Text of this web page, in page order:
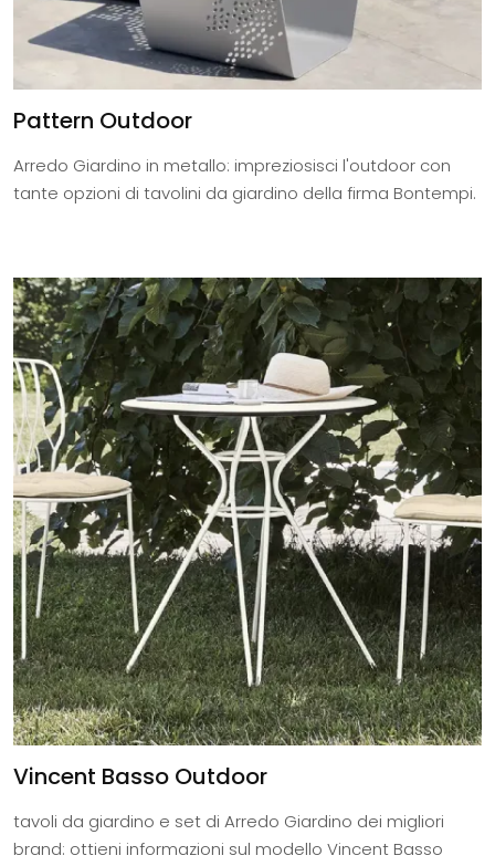
Pattern Outdoor
Arredo Giardino in metallo: impreziosisci l'outdoor con
tante opzioni di tavolini da giardino della firma Bontempi.
Vincent Basso Outdoor
tavoli da giardino e set di Arredo Giardino dei migliori
brand: ottieni informazioni sul modello Vincent Basso